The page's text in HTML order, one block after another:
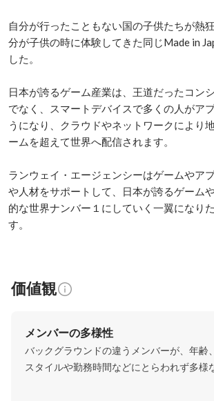
自分が行ったこともない国の子供たちが熱
分が子供の時に体験してきた同じMade in
した。
日本が誇るゲーム産業は、王道だったコン
でなく、スマートデバイスで多くの人がア
うになり、クラウドやネットワークにより
ームを超えて世界へ配信されます。
ランウェイ・エージェンシーはゲームやア
や人材をサポートして、日本が誇るゲーム
的な世界ナンバー１にしていく一翼になり
す。
価値観
メンバーの多様性
バックグラウンドの違うメンバーが、年齢
スタイルや勤務時間などにとらわれず多様